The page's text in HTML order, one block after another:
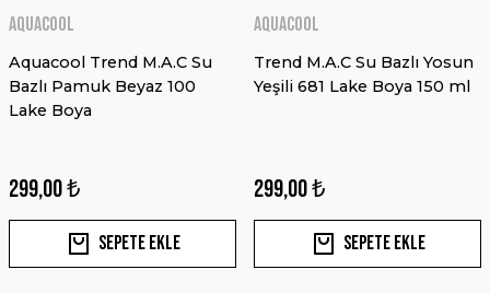
TOZ EMİŞ ÜNİTESİ 1230 L PC 230V
47.520,00 ₺
AQUACOOL
Aquacool Trend M.A.C Su
Bazlı Pamuk Beyaz 100
Lake Boya
299,00 ₺
Sepete Ekle
AQUACOOL
Trend M.A.C Su Bazlı Yosun
Yeşili 681 Lake Boya 150 ml
299,00 ₺
Sepete Ekle